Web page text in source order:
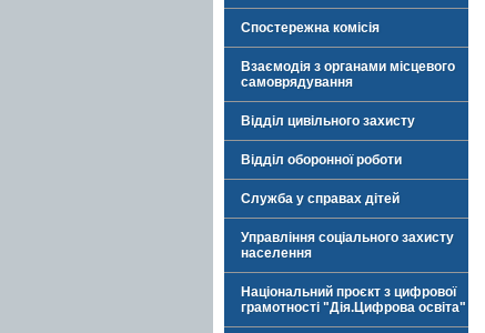
Спостережна комісія
Взаємодія з органами місцевого
самоврядування
Відділ цивільного захисту
Відділ оборонної роботи
Служба у справах дітей
Управління соціального захисту
населення
Національний проєкт з цифрової
грамотності "Дія.Цифрова освіта"